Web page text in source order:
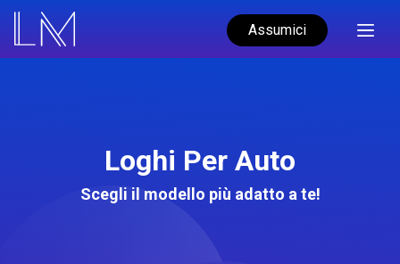
Assumici
Loghi Per Auto
Scegli il modello più adatto a te!